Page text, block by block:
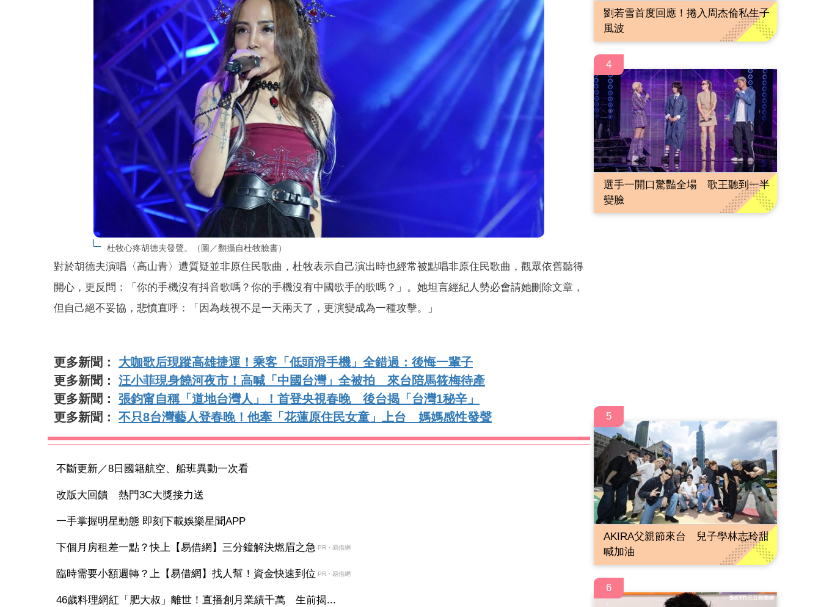
杜牧心疼胡德夫發聲。（圖／翻攝自杜牧臉書）
對於胡德夫演唱〈高山青〉遭質疑並非原住民歌曲，杜牧表示自己演出時也經常被點唱非原住民歌曲，觀眾依舊聽得
開心，更反問：「你的手機沒有抖音歌嗎？你的手機沒有中國歌手的歌嗎？」。她坦言經紀人勢必會請她刪除文章，
但自己絕不妥協，悲憤直呼：「因為歧視不是一天兩天了，更演變成為一種攻擊。」
更多新聞： 大咖歌后現蹤高雄捷運！乘客「低頭滑手機」全錯過：後悔一輩子
更多新聞： 汪小菲現身饒河夜市！高喊「中國台灣」全被拍 來台陪馬筱梅待產
更多新聞： 張鈞甯自稱「道地台灣人」！首登央視春晚 後台揭「台灣1秘辛」
更多新聞： 不只8台灣藝人登春晚！他牽「花蓮原住民女童」上台 媽媽感性發聲
不斷更新／8日國籍航空、船班異動一次看
改版大回饋 熱門3C大獎接力送
一手掌握明星動態 即刻下載娛樂星聞APP
下個月房租差一點？快上【易借網】三分鐘解決燃眉之急 PR・易借網
臨時需要小額週轉？上【易借網】找人幫！資金快速到位 PR・易借網
46歲料理網紅「肥大叔」離世！直播創月業績千萬 生前揭...
劉若雪首度回應！捲入周杰倫私生子
風波
4
選手一開口驚豔全場 歌王聽到一半
變臉
5
AKIRA父親節來台 兒子學林志玲甜
喊加油
6